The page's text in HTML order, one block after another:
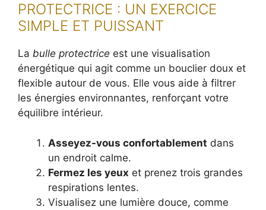
PROTECTRICE : UN EXERCICE
SIMPLE ET PUISSANT
La bulle protectrice est une visualisation
énergétique qui agit comme un bouclier doux et
flexible autour de vous. Elle vous aide à filtrer
les énergies environnantes, renforçant votre
équilibre intérieur.
Asseyez-vous confortablement dans
un endroit calme.
Fermez les yeux et prenez trois grandes
respirations lentes.
Visualisez une lumière douce, comme